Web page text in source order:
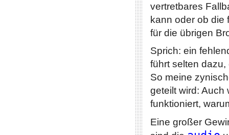
vertretbares
kann oder ob die
für die übrigen
Sprich: ein
führt selten
So meine
geteilt wird:
funktioniert,
Eine großer